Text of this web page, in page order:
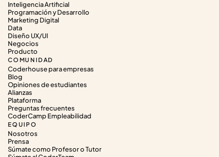
Inteligencia Artificial
Programación y Desarrollo
Marketing Digital
Data
Diseño UX/UI
Negocios
Producto
COMUNIDAD
Coderhouse para empresas
Blog
Opiniones de estudiantes
Alianzas
Plataforma
Preguntas frecuentes
CoderCamp Empleabilidad
EQUIPO
Nosotros
Prensa
Súmate como Profesor o Tutor